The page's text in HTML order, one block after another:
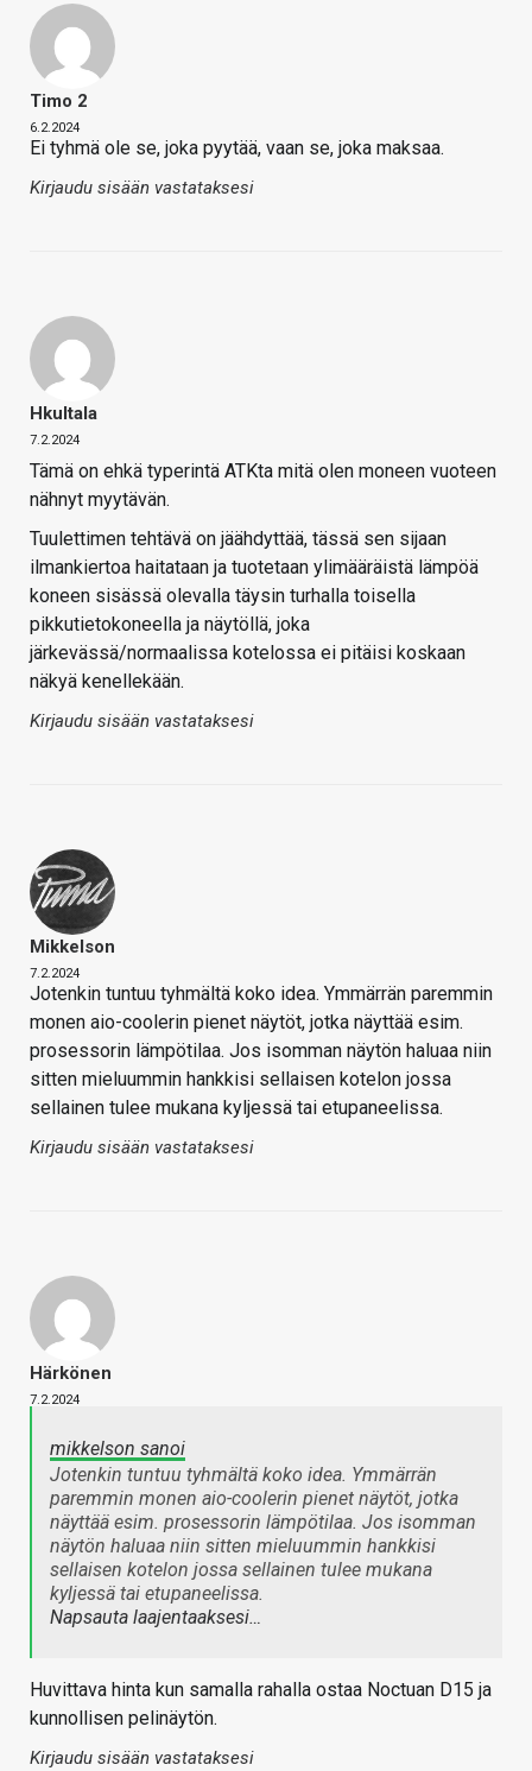
Timo 2
6.2.2024
Ei tyhmä ole se, joka pyytää, vaan se, joka maksaa.
Kirjaudu sisään vastataksesi
Hkultala
7.2.2024
Tämä on ehkä typerintä ATKta mitä olen moneen vuoteen
nähnyt myytävän.
Tuulettimen tehtävä on jäähdyttää, tässä sen sijaan
ilmankiertoa haitataan ja tuotetaan ylimääräistä lämpöä
koneen sisässä olevalla täysin turhalla toisella
pikkutietokoneella ja näytöllä, joka
järkevässä/normaalissa kotelossa ei pitäisi koskaan
näkyä kenellekään.
Kirjaudu sisään vastataksesi
Mikkelson
7.2.2024
Jotenkin tuntuu tyhmältä koko idea. Ymmärrän paremmin
monen aio-coolerin pienet näytöt, jotka näyttää esim.
prosessorin lämpötilaa. Jos isomman näytön haluaa niin
sitten mieluummin hankkisi sellaisen kotelon jossa
sellainen tulee mukana kyljessä tai etupaneelissa.
Kirjaudu sisään vastataksesi
Härkönen
7.2.2024
mikkelson sanoi
Jotenkin tuntuu tyhmältä koko idea. Ymmärrän
paremmin monen aio-coolerin pienet näytöt, jotka
näyttää esim. prosessorin lämpötilaa. Jos isomman
näytön haluaa niin sitten mieluummin hankkisi
sellaisen kotelon jossa sellainen tulee mukana
kyljessä tai etupaneelissa.
Napsauta laajentaaksesi…
Huvittava hinta kun samalla rahalla ostaa Noctuan D15 ja
kunnollisen pelinäytön.
Kirjaudu sisään vastataksesi